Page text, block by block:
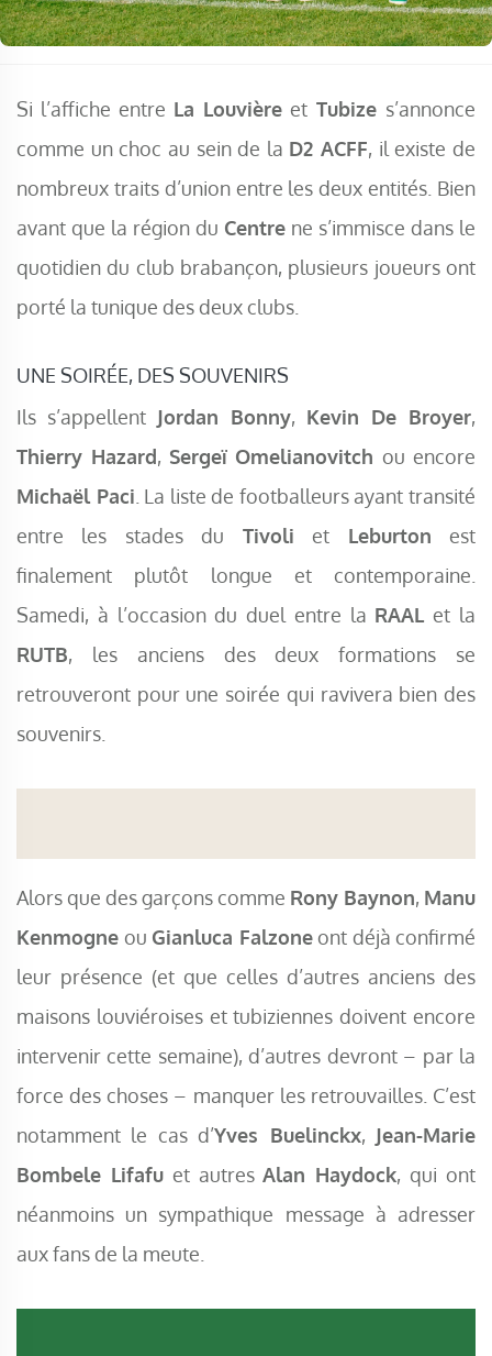
Si l’affiche entre La Louvière et Tubize s’annonce
comme un choc au sein de la D2 ACFF, il existe de
nombreux traits d’union entre les deux entités. Bien
avant que la région du Centre ne s’immisce dans le
quotidien du club brabançon, plusieurs joueurs ont
porté la tunique des deux clubs.
UNE SOIRÉE, DES SOUVENIRS
Ils s’appellent Jordan Bonny, Kevin De Broyer,
Thierry Hazard, Sergeï Omelianovitch ou encore
Michaël Paci . La liste de footballeurs ayant transité
entre les stades du Tivoli et Leburton est
finalement plutôt longue et contemporaine.
Samedi, à l’occasion du duel entre la RAAL et la
RUTB, les anciens des deux formations se
retrouveront pour une soirée qui ravivera bien des
souvenirs.
Alors que des garçons comme Rony Baynon, Manu
Kenmogne ou Gianluca Falzoneont déjà confirmé
leur présence (et que celles d’autres anciens des
maisons louviéroises et tubiziennes doivent encore
intervenir cette semaine), d’autres devront – par la
force des choses – manquer les retrouvailles. C’est
notamment le cas d’Yves Buelinckx, Jean-Marie
Bombele Lifafuet autresAlan Haydock, qui ont
néanmoins un sympathique message à adresser
aux fans de la meute.